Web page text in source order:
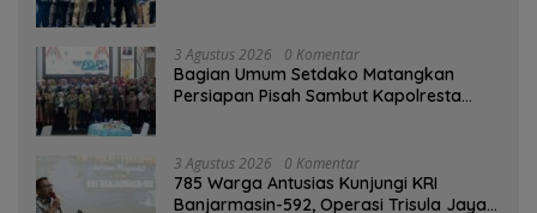
3 Agustus 2026 0 Komentar
Bagian Umum Setdako Matangkan
Persiapan Pisah Sambut Kapolresta
3 Agustus 2026 0 Komentar
785 Warga Antusias Kunjungi KRI
Banjarmasin-592, Operasi Trisula Jaya